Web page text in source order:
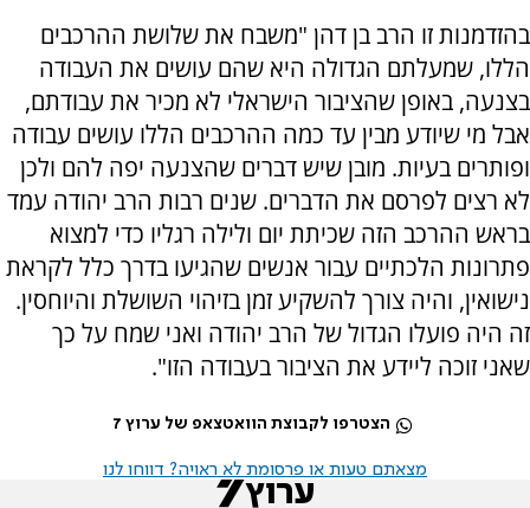
בהזדמנות זו הרב בן דהן "משבח את שלושת ההרכבים
הללו, שמעלתם הגדולה היא שהם עושים את העבודה
בצנעה, באופן שהציבור הישראלי לא מכיר את עבודתם,
אבל מי שיודע מבין עד כמה ההרכבים הללו עושים עבודה
ופותרים בעיות. מובן שיש דברים שהצנעה יפה להם ולכן
לא רצים לפרסם את הדברים. שנים רבות הרב יהודה עמד
בראש ההרכב הזה שכיתת יום ולילה רגליו כדי למצוא
פתרונות הלכתיים עבור אנשים שהגיעו בדרך כלל לקראת
נישואין, והיה צורך להשקיע זמן בזיהוי השושלת והיוחסין.
זה היה פועלו הגדול של הרב יהודה ואני שמח על כך
שאני זוכה ליידע את הציבור בעבודה הזו".
הצטרפו לקבוצת הוואטצאפ של ערוץ 7
מצאתם טעות או פרסומת לא ראויה? דווחו לנו